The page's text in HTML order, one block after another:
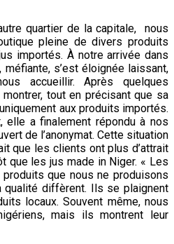
quartier de la capitale, nous
pleine de divers produits
importés. À notre arrivée dans
s’est éloignée laissant,
accueillir. Après quelques
tout en précisant que sa
aux produits importés.
elle a finalement répondu à nos
de l’anonymat. Cette situation
que les clients ont plus d’attrait
que les jus made in Niger. « Les
que nous ne produisons
qualité diffèrent. Ils se plaignent
locaux. Souvent même, nous
mais ils montrent leur